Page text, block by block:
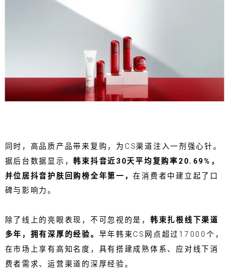
同时，高品质产品带来复购，为CS渠道注入一剂强心针。
据后台数据显示，韩束抖音近30天平均复购率20.69%，
并位居抖音护肤回购榜全年第一，在消费者中建立起了口
碑与影响力。
除了线上的亮眼表现，不可忽视的是， 韩束扎根线下渠道
多年，拥有深厚的经验。 早年韩束CS网点超过17000个，
在市场上享有高知名度，具有搭建成熟体系、应对线下消
费者需求、运营渠道的深厚经验。